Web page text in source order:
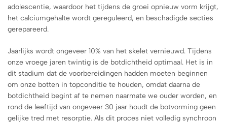
adolescentie, waardoor het tijdens de groei opnieuw vorm krijgt,
het calciumgehalte wordt gereguleerd, en beschadigde secties
gerepareerd.
Jaarlijks wordt ongeveer 10% van het skelet vernieuwd. Tijdens
onze vroege jaren twintig is de botdichtheid optimaal. Het is in
dit stadium dat de voorbereidingen hadden moeten beginnen
om onze botten in topconditie te houden, omdat daarna de
botdichtheid begint af te nemen naarmate we ouder worden, en
rond de leeftijd van ongeveer 30 jaar houdt de botvorming geen
gelijke tred met resorptie. Als dit proces niet volledig synchroon